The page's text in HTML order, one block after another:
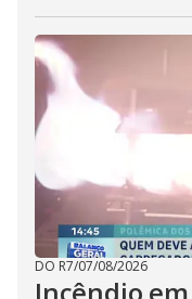
DO R7/07/08/2026